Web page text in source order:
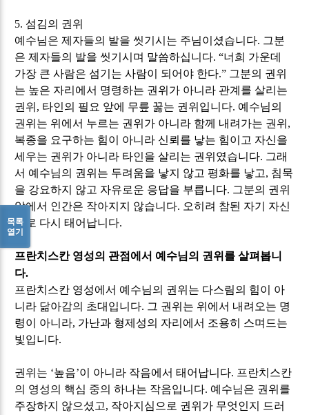
5. 섬김의 권위
예수님은 제자들의 발을 씻기시는 주님이셨습니다. 그분
은 제자들의 발을 씻기시며 말씀하십니다. “너희 가운데
가장 큰 사람은 섬기는 사람이 되어야 한다.” 그분의 권위
는 높은 자리에서 명령하는 권위가 아니라 관계를 살리는
권위 , 타인의 필요 앞에 무릎 꿇는 권위입니다. 예수님의
권위는 위에서 누르는 권위가 아니라 함께 내려가는 권위 ,
복종을 요구하는 힘이 아니라 신뢰를 낳는 힘이고 자신을
세우는 권위가 아니라 타인을 살리는 권위였습니다. 그래
서 예수님의 권위는 두려움을 낳지 않고 평화를 낳고, 침묵
을 강요하지 않고 자유로운 응답을 부릅니다. 그분의 권위
앞에서 인간은 작아지지 않습니다. 오히려 참된 자기 자신
으로 다시 태어납니다.
프란치스칸 영성의 관점에서 예수님의 권위를 살펴봅니
다.
프란치스칸 영성에서 예수님의 권위는 다스림의 힘이 아
니라 닮아감의 초대입니다. 그 권위는 위에서 내려오는 명
령이 아니라, 가난과 형제성의 자리에서 조용히 스며드는
빛입니다.
권위는 ‘높음’이 아니라 작음에서 태어납니다. 프란치스칸
의 영성의 핵심 중의 하나는 작음입니다. 예수님은 권위를
주장하지 않으셨고, 작아지심으로 권위가 무엇인지 드러
목록
열기